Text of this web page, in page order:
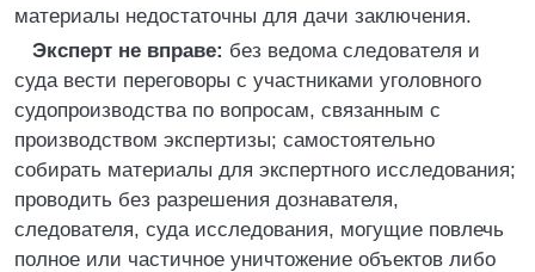
материалы недостаточны для дачи заключения.
Эксперт не вправе: без ведома следователя и
суда вести переговоры с участниками уголовного
судопроизводства по вопросам, связанным с
производством экспертизы; самостоятельно
собирать материалы для экспертного исследования;
проводить без разрешения дознавателя,
следователя, суда исследования, могущие повлечь
полное или частичное уничтожение объектов либо